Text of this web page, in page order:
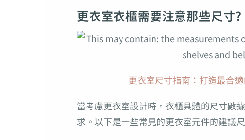
更衣室衣櫃需要注意那些尺寸?
更衣室尺寸指南：打造最合
當考慮更衣室設計時，衣櫃具體的尺寸數
求。以下是一些常見的更衣室元件的建議尺